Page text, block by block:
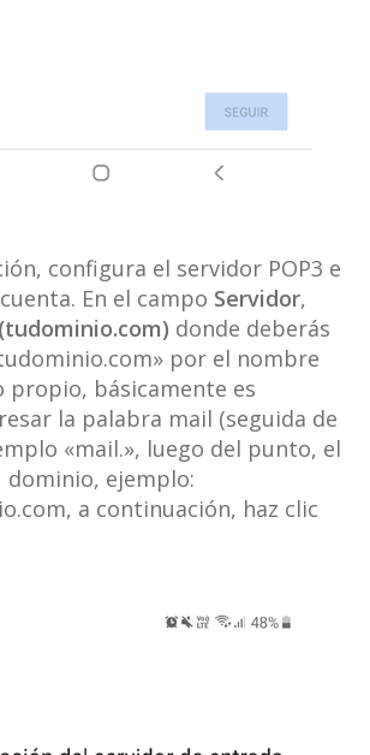
configura el servidor POP3 e
En el campo Servidor,
donde deberás
por el nombre
propio, básicamente es
la palabra mail (seguida de
«mail.», luego del punto, el
ejemplo:
a continuación, haz clic